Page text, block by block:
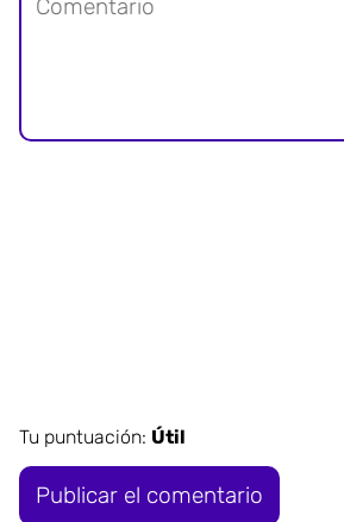
Tu puntuación: Útil